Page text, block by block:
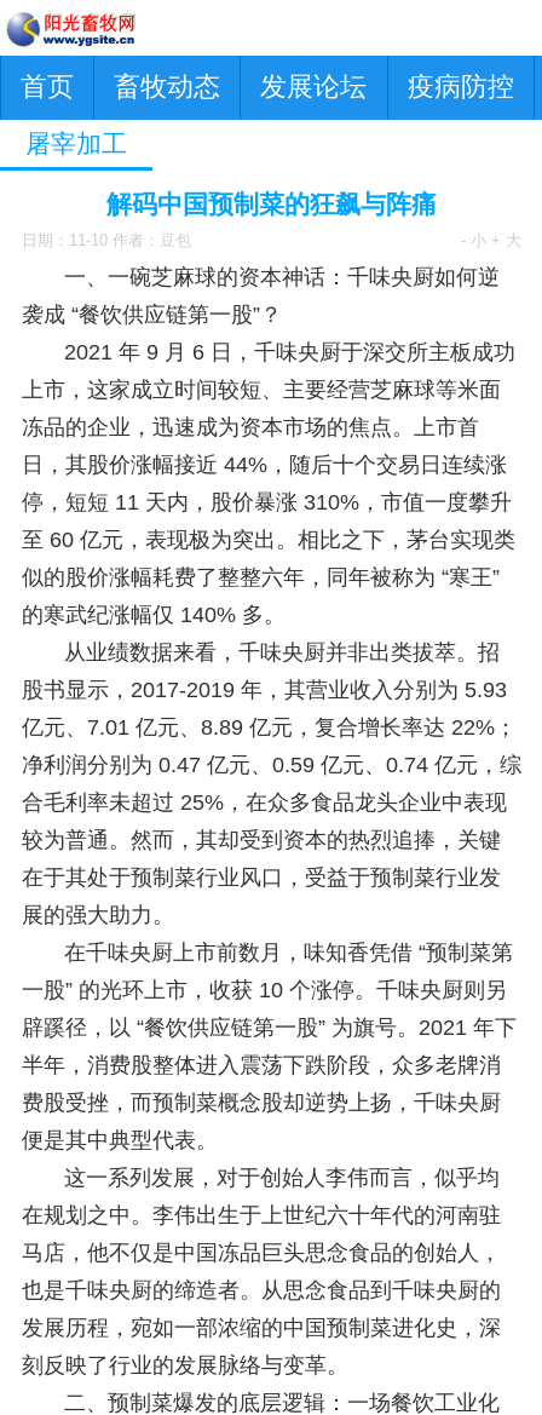
首页 畜牧动态 发展论坛 疫病防控
屠宰加工
解码中国预制菜的狂飙与阵痛
日期：11-10 作者：豆包 - 小 + 大
一、一碗芝麻球的资本神话：千味央厨如何逆
袭成 “餐饮供应链第一股”？
2021 年 9 月 6 日，千味央厨于深交所主板成功
上市，这家成立时间较短、主要经营芝麻球等米面
冻品的企业，迅速成为资本市场的焦点。上市首
日，其股价涨幅接近 44%，随后十个交易日连续涨
停，短短 11 天内，股价暴涨 310%，市值一度攀升
至 60 亿元，表现极为突出。相比之下，茅台实现类
似的股价涨幅耗费了整整六年，同年被称为 “寒王”
的寒武纪涨幅仅 140% 多。
从业绩数据来看，千味央厨并非出类拔萃。招
股书显示，2017-2019 年，其营业收入分别为 5.93
亿元、7.01 亿元、8.89 亿元，复合增长率达 22%；
净利润分别为 0.47 亿元、0.59 亿元、0.74 亿元，综
合毛利率未超过 25%，在众多食品龙头企业中表现
较为普通。然而，其却受到资本的热烈追捧，关键
在于其处于预制菜行业风口，受益于预制菜行业发
展的强大助力。
在千味央厨上市前数月，味知香凭借 “预制菜第
一股” 的光环上市，收获 10 个涨停。千味央厨则另
辟蹊径，以 “餐饮供应链第一股” 为旗号。2021 年下
半年，消费股整体进入震荡下跌阶段，众多老牌消
费股受挫，而预制菜概念股却逆势上扬，千味央厨
便是其中典型代表。
这一系列发展，对于创始人李伟而言，似乎均
在规划之中。李伟出生于上世纪六十年代的河南驻
马店，他不仅是中国冻品巨头思念食品的创始人，
也是千味央厨的缔造者。从思念食品到千味央厨的
发展历程，宛如一部浓缩的中国预制菜进化史，深
刻反映了行业的发展脉络与变革。
二、预制菜爆发的底层逻辑：一场餐饮工业化